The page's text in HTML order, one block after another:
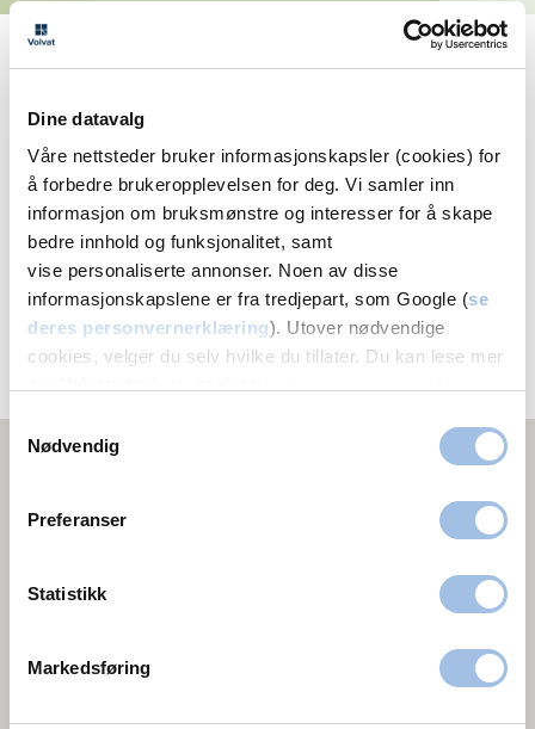
Dine datavalg
Våre nettsteder bruker informasjonskapsler (cookies) for
å forbedre brukeropplevelsen for deg. Vi samler inn
informasjon om bruksmønstre og interesser for å skape
bedre innhold og funksjonalitet, samt
vise personaliserte annonser. Noen av disse
informasjonskapslene er fra tredjepart, som Google (se
deres personvernerklæring). Utover nødvendige
cookies, velger du selv hvilke du tillater. Du kan lese mer
Samtykkevalg
Nødvendig
Preferanser
Statistikk
Markedsføring
Volvat
Ulriksdal
Ulriksdal 2
5009 Bergen
55 11 20 50
Melding